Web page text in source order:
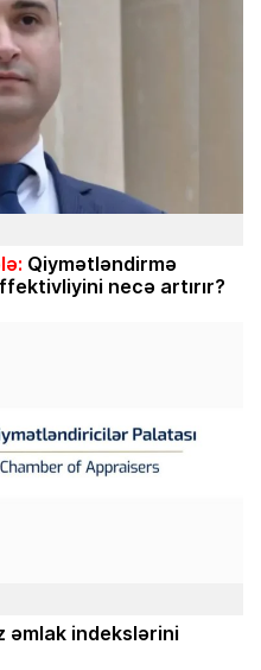
Qiymətləndirmə
necə artırır?
əmlak indekslərini